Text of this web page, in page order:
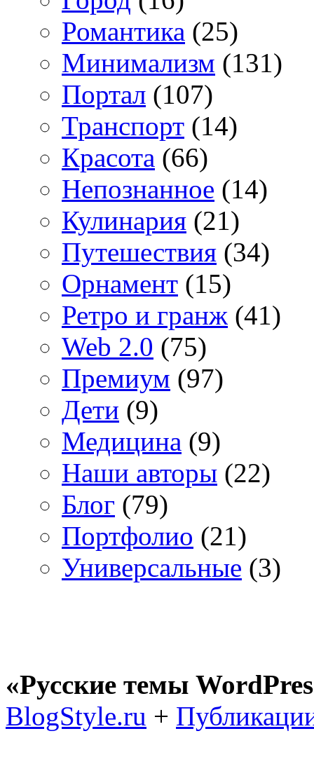
Романтика (25)
Минимализм (131)
Портал (107)
Транспорт (14)
Красота (66)
Непознанное (14)
Кулинария (21)
Путешествия (34)
Орнамент (15)
Ретро и гранж (41)
Web 2.0 (75)
Премиум (97)
Дети (9)
Медицина (9)
Наши авторы (22)
Блог (79)
Портфолио (21)
Универсальные (3)
«Русские темы
BlogStyle.ru +